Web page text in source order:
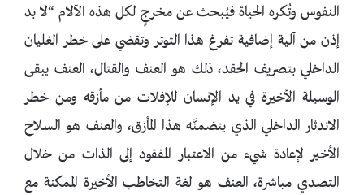
النفوس وتُكره الحياة فيُبحث عن مخرجٍ لكل هذه الآلام “لا بد
إذن من آلية إضافية تفرغ هذا التوتر وتقضي على خطر الغليان
الداخلي بتصريف الحقد، ذلك هو العنف والقتال، العنف يبقى
الوسيلة الأخيرة في يد الإنسان للإفلات من مأزقه ومن خطر
الاندثار الداخلي الذي يتضمنَّه هذا المأزق، والعنف هو السلاح
الأخير لإعادة شيء من الاعتبار المفقود إلى الذات من خلال
التصدي مباشرة، العنف هو لغة التخاطب الأخيرة الممكنة مع